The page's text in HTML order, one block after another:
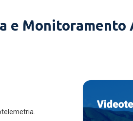
e Monitoramento